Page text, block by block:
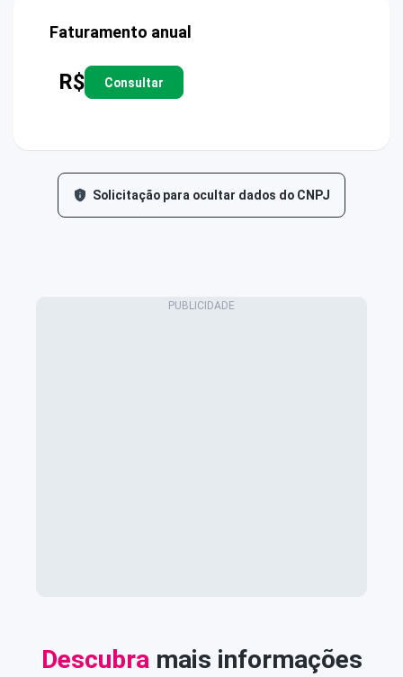
Faturamento anual
R$ Consultar
Solicitação para ocultar dados do CNPJ
Descubra mais informações